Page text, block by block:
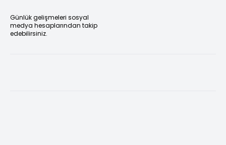
Günlük gelişmeleri sosyal
medya hesaplarından takip
edebilirsiniz.